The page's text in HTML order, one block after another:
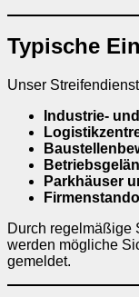
Typische
Unser
Industrie-
Parkhäuser
Durch regelmäßige
werden mögliche
gemeldet.